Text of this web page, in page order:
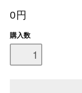
0円
購入数